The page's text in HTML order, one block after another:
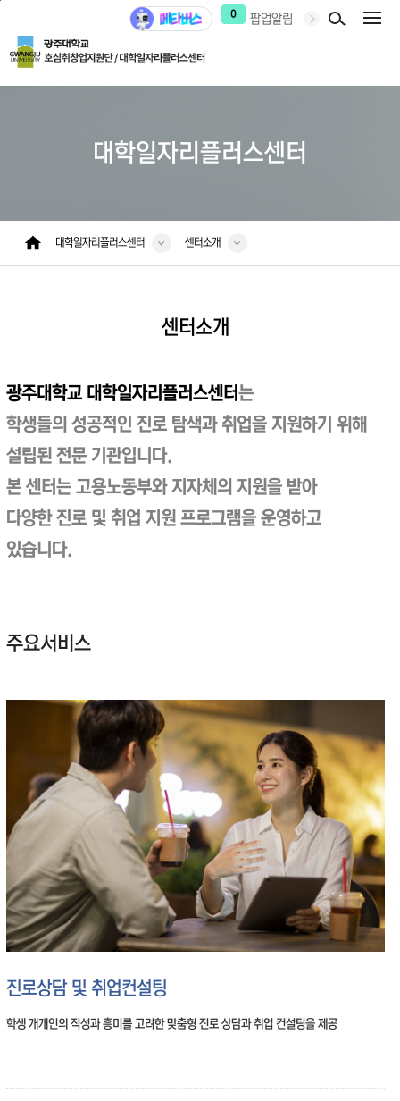
0 팝업알림
대학일자리플러스센터
대학일자리플러스센터 센터소개
센터소개
광주대학교 대학일자리플러스센터는
학생들의 성공적인 진로 탐색과 취업을 지원하기 위해
설립된 전문 기관입니다.
본 센터는 고용노동부와 지자체의 지원을 받아
다양한 진로 및 취업 지원 프로그램을 운영하고
있습니다.
주요서비스
진로상담 및 취업컨설팅
학생 개개인의 적성과 흥미를 고려한 맞춤형 진로 상담과 취업 컨설팅을 제공